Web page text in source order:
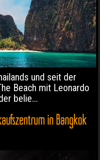
und seit der
Beach mit Leonardo
belie...
in Bangkok